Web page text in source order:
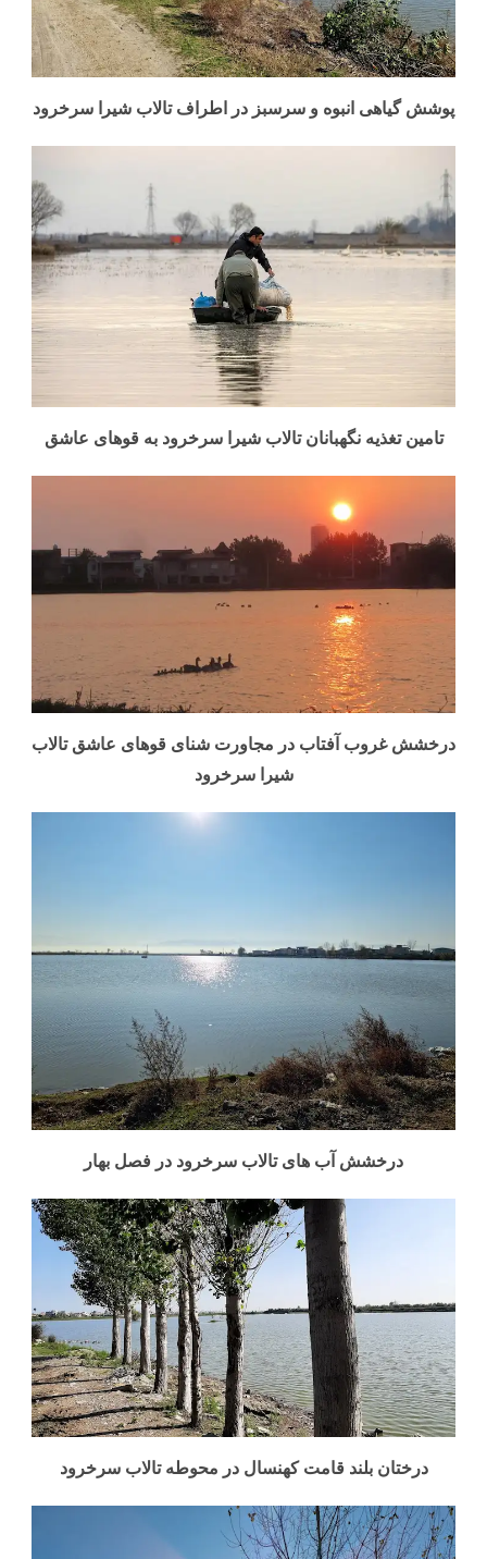
پوشش گیاهی انبوه و سرسبز در اطراف تالاب شیرا سرخرود
تامین تغذیه نگهبانان تالاب شیرا سرخرود به قوهای عاشق
درخشش غروب آفتاب در مجاورت شنای قوهای عاشق تالاب
شیرا سرخرود
درخشش آب های تالاب سرخرود در فصل بهار
درختان بلند قامت کهنسال در محوطه تالاب سرخرود